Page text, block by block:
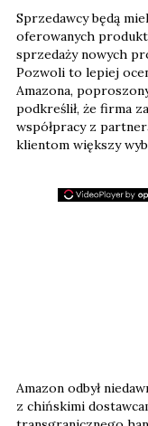
Sprzedawcy będą
oferowanych
sprzedaży nowych
Pozwoli to lepiej
Amazona,
podkreślił, że firma
współpracy z
klientom większy
Amazon odbył
z chińskimi